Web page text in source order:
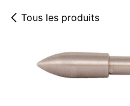
Tous les produits